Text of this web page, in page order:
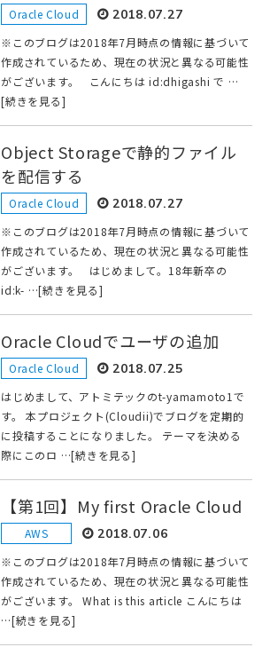
Oracle Cloud 2018.07.27
※このブログは2018年7月時点の情報に基づいて
作成されているため、現在の状況と異なる可能性
がございます。 こんにちは id:dhigashi で …
[続きを見る]
Object Storageで静的ファイル
を配信する
Oracle Cloud 2018.07.27
※このブログは2018年7月時点の情報に基づいて
作成されているため、現在の状況と異なる可能性
がございます。 はじめまして。18年新卒の
id:k- …[続きを見る]
Oracle Cloudでユーザの追加
Oracle Cloud 2018.07.25
はじめまして、アトミテックのt-yamamoto1で
す。 本プロジェクト(Cloudii)でブログを定期的
に投稿することになりました。 テーマを決める
際にこのロ …[続きを見る]
【第1回】My first Oracle Cloud
AWS 2018.07.06
※このブログは2018年7月時点の情報に基づいて
作成されているため、現在の状況と異なる可能性
がございます。 What is this article こんにちは
…[続きを見る]